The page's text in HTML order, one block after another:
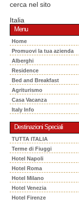
cerca nel sito
Italia
Menu
Home
Promuovi la tua azienda
Alberghi
Residence
Bed and Breakfast
Agriturismo
Casa Vacanza
Italy Info
Destinazioni Speciali
TUTTA ITALIA
Terme di Fiuggi
Hotel Napoli
Hotel Roma
Hotel Milano
Hotel Venezia
Hotel Firenze